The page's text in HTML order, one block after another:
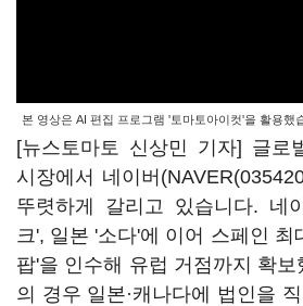
본 영상은 AI 편집 프로그램 '토마토아이컷'을 활용했
[뉴스토마토 신상민 기자] 글로
시장에서 네이버(
뚜렷하게 갈리고 있습니다. 네
크', 일본 '소다'에 이어 스페인 최
팝'을 인수해 유럽 거점까지 확
의 경우 일본·캐나다에 법인을